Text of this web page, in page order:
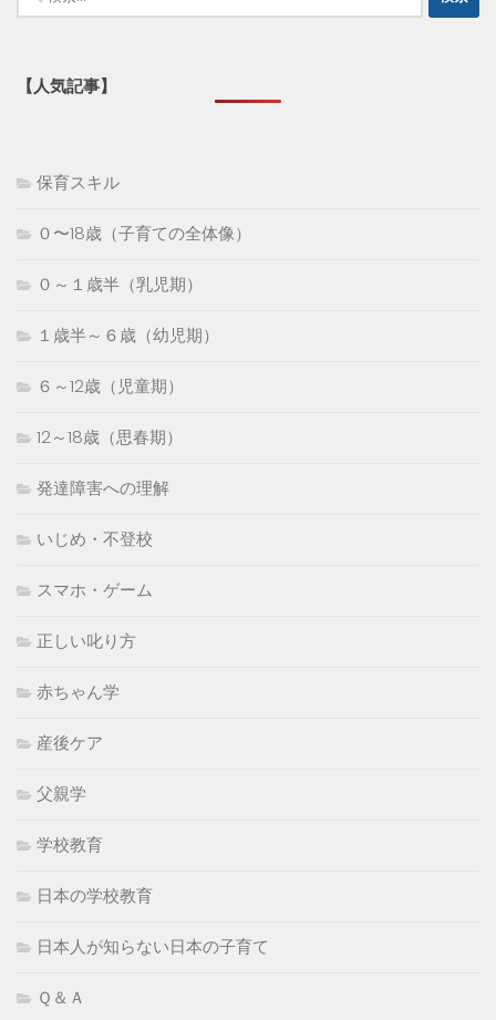
索:
【人気記事】
保育スキル
０〜18歳（子育ての全体像）
０～１歳半（乳児期）
１歳半～６歳（幼児期）
６～12歳（児童期）
12～18歳（思春期）
発達障害への理解
いじめ・不登校
スマホ・ゲーム
正しい叱り方
赤ちゃん学
産後ケア
父親学
学校教育
日本の学校教育
日本人が知らない日本の子育て
Ｑ＆Ａ